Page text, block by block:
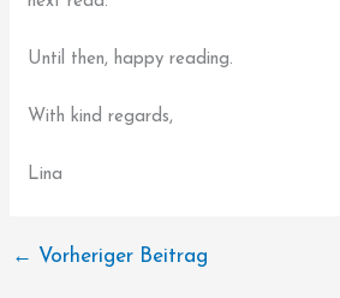
Until then, happy reading.
With kind regards,
Lina
← Vorheriger Beitrag